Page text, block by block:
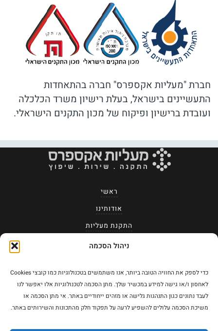
ניהול הסכמה
כדי לספק את החוויה הטובה ביותר, אנו משתמשים בטכנולוגיות כמו קובצי Cookies
לאחסון ו/או גישה למידע במכשיר שלך. מתן הסכמה לטכנולוגיות אלו יאפשר לנו
לעבד נתונים כגון התנהגות גלישה או מזהים ייחודיים באתר. אי מתן הסכמה או
משיכת הסכמה עלולים להשפיע לרעה על תפקוד חלק מהתכונות והשירותים באתר.
חברת "מעליות אקספרס" חברה בהתאחדות
התעשיינים בישראל, בעלת רישיון משרד הכלכלה
ועובדת ברישיון ופיקוח של מכון התקנים הישראלי.
ראשי
אודותינו
התקנת מעליות
תיקונים ואחזקה
שאלות ותשובות
צור קשר
מעליות אקספרס בפייסבוק